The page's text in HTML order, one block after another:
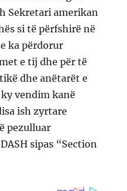
Sekretari amerikan
si të përfshirë në
ka përdorur
e tij dhe për të
dhe anëtarët e
vendim kanë
ish zyrtare
pezulluar
sipas “Section